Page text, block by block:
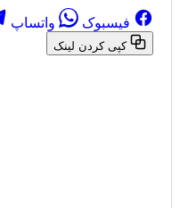
فیسبوک واتساپ
کپی کردن لینک